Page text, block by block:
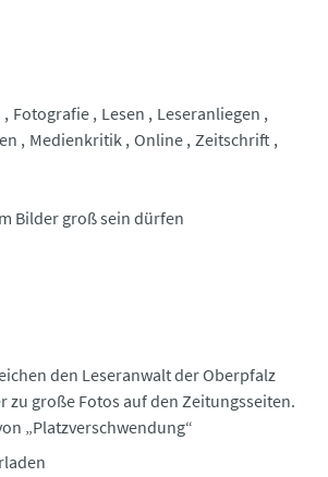
Fotografie Lesen
Leseranliegen
Medienkritik Online Zeitschrift
Bilder groß sein dürfen
den Leseranwalt der Oberpfalz
zu große Fotos auf den Zeitungsseiten.
„Platzverschwendung“